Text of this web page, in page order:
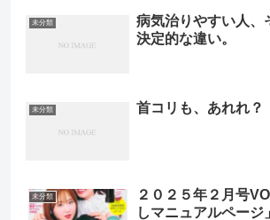
未分類
病気治りやすい人、
決定的な違い。
未分類 首コリも、あれれ？
未分類
２０２５年２月号
しマニュアルページ」